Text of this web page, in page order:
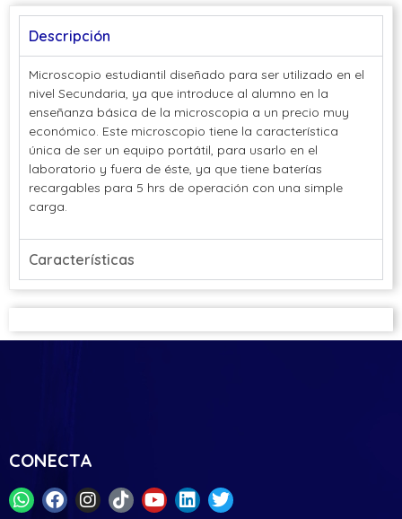
Descripción
Microscopio estudiantil diseñado para ser utilizado en el
nivel Secundaria, ya que introduce al alumno en la
enseñanza básica de la microscopia a un precio muy
económico. Este microscopio tiene la característica
única de ser un equipo portátil, para usarlo en el
laboratorio y fuera de éste, ya que tiene baterías
recargables para 5 hrs de operación con una simple
carga.
Características
CONECTA